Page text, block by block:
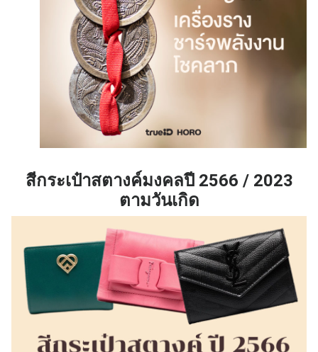
สีกระเป๋าสตางค์มงคลปี 2566 / 2023
ตามวันเกิด